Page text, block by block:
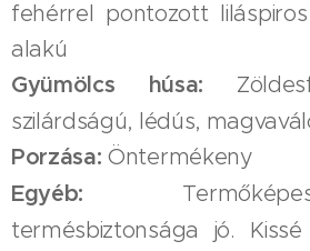
fehérrel pontozott
alakú
Gyümölcs húsa:
szilárdságú, lédús,
Porzása:Öntermékeny
Egyéb:
termésbiztonsága jó.